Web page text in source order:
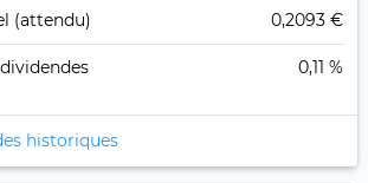
(attendu) 0,2093 €
0,11 %
historiques